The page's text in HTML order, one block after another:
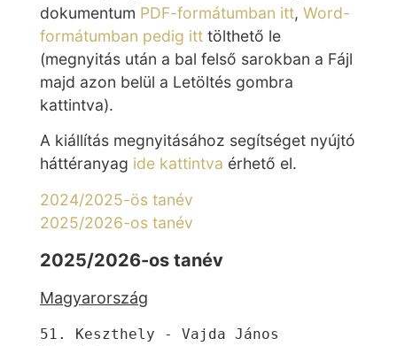
dokumentum PDF-formátumban itt, Word-
formátumban pedig itt tölthető le
(megnyitás után a bal felső sarokban a Fájl
majd azon belül a Letöltés gombra
kattintva).
A kiállítás megnyitásához segítséget nyújtó
háttéranyag ide kattintva érhető el.
2024/2025-ös tanév
2025/2026-os tanév
2025/2026-os tanév
Magyarország
51. Keszthely - Vajda János